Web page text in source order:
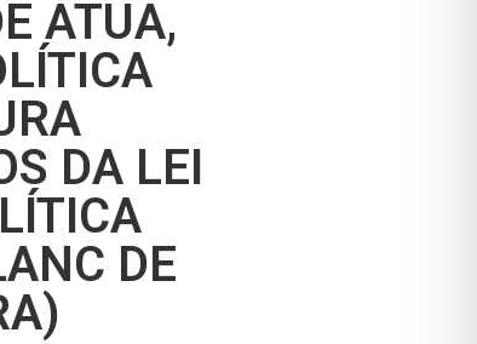
ATUA,
DA LEI
DE